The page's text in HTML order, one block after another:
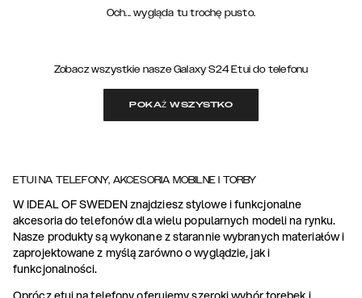
Och... wygląda tu trochę pusto.
Zobacz wszystkie nasze Galaxy S24 Etui do telefonu
POKAŻ WSZYSTKO
ETUI NA TELEFONY, AKCESORIA MOBILNE I TORBY
W IDEAL OF SWEDEN znajdziesz stylowe i funkcjonalne
akcesoria do telefonów dla wielu popularnych modeli na rynku.
Nasze produkty są wykonane z starannie wybranych materiałów i
zaprojektowane z myślą zarówno o wyglądzie, jak i
funkcjonalności.